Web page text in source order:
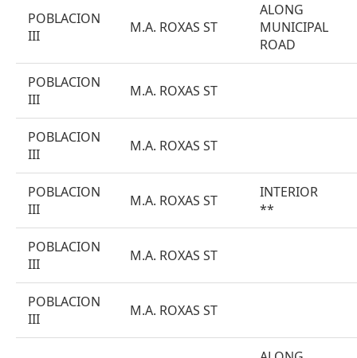
POBLACION
III
M.A. ROXAS ST
ALONG
MUNICIPAL
ROAD
POBLACION
III
M.A. ROXAS ST
POBLACION
III
M.A. ROXAS ST
POBLACION
III
M.A. ROXAS ST
INTERIOR
**
POBLACION
III
M.A. ROXAS ST
POBLACION
III
M.A. ROXAS ST